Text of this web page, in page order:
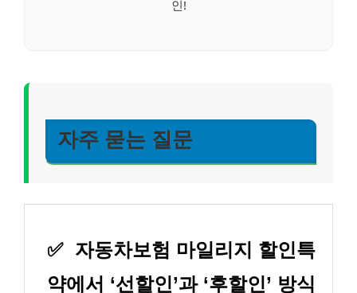
인!
자주 묻는 질문
✅ 자동차보험 마일리지 할인특
약에서 ‘선할인’과 ‘후할인’ 방식